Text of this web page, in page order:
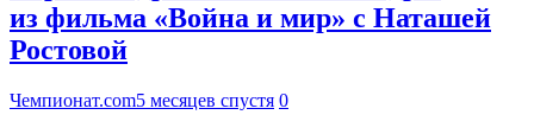
из фильма «Война и мир» с Наташей
Ростовой
Чемпионат.com5 месяцев спустя 0